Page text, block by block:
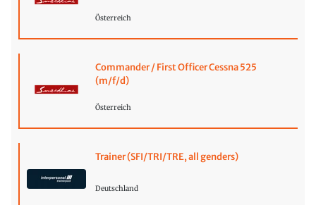
Österreich
Commander / First Officer Cessna 525
(m/f/d)
Österreich
Trainer (SFI/TRI/TRE, all genders)
Deutschland